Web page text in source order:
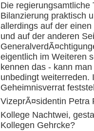
Die regierungsamtliche
Bilanzierung praktisch
allerdings auf der
und auf der anderen
eigentlich im Weiteren
kennen das - kann
unbedingt weiterreden.
Geheimnisverrat
VizeprÃ¤sidentin Petra
Kollege Nachtwei,
Kollegen Gehrcke?